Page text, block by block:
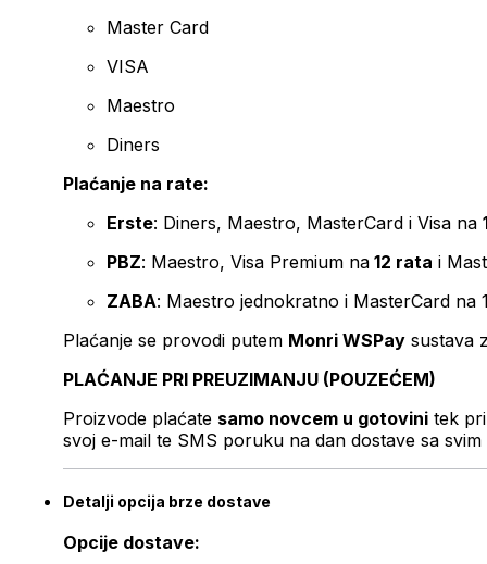
Master Card
VISA
Maestro
Diners
Plaćanje na rate:
Erste: Diners, Maestro, MasterCard i Visa na
PBZ: Maestro, Visa Premium na 12 rata i
ZABA: Maestro jednokratno i MasterCard na
Plaćanje se provodi putem Monri WSPay sustava
PLAĆANJE PRI PREUZIMANJU (POUZEĆEM)
Proizvode plaćate samo novcem u gotovini tek
svoj e-mail te SMS poruku na dan dostave sa svim
Detalji opcija brze dostave
Opcije dostave: